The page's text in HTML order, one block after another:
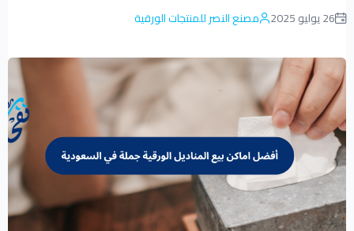
26 يوليو 2025 مصنع النصر للمنتجات الورقية